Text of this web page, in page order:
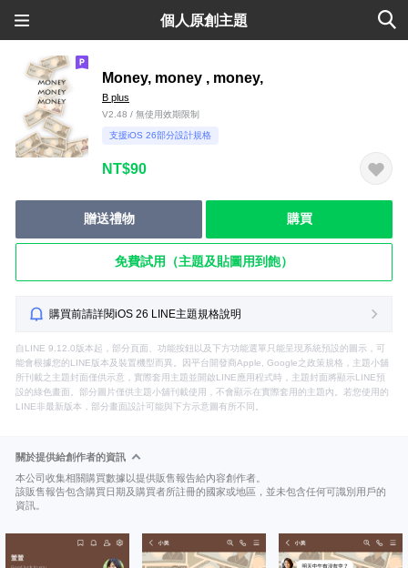
個人原創主題
Money, money , money,
B plus
V2.48 / 無使用效期限制
支援iOS 26部分設計規格
NT$90
贈送禮物 購買
免費試用（主題及貼圖用到飽）
購買前請詳閱iOS 26 LINE主題規格說明
自LINE 9.12.0版本起，部分頁面、功能按鈕以及下方功能選單只能呈現系統預設的圖示，可
能會根據您的LINE版本及裝置機型而異。因平台開發商Apple, Google之政策規格，主題小舖
所刊載之主題封面僅供示意，實際套用主題並開啟LINE應用程式時，主題封面將顯示LINE預
設的綠色畫面。部分圖片僅供主題小舖刊載使用，不會顯示在實際套用的主題內。若您使用的
LINE非最新版本，部分畫面設計可能與下方示意圖有所不同。
關於提供給創作者的資訊
本公司收集相關購買數據以提供販售報告給內容創作者。
該販售報告包含購買日期及購買者所註冊的國家或地區，並未包含任何可識別用戶的
資訊。